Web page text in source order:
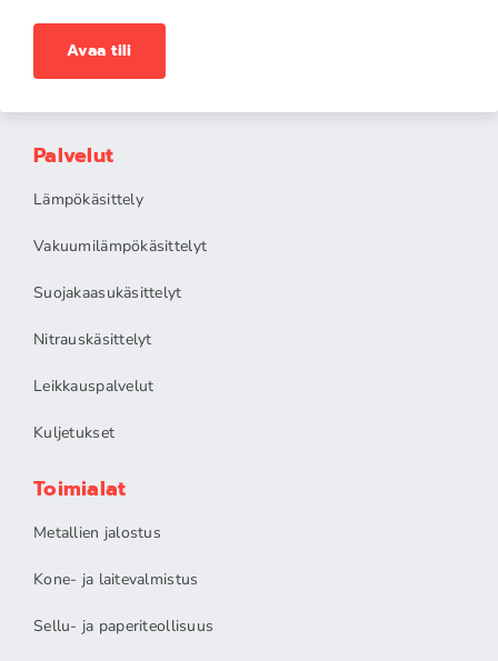
Avaa tili
Palvelut
Lämpökäsittely
Vakuumilämpökäsittelyt
Suojakaasukäsittelyt
Nitrauskäsittelyt
Leikkauspalvelut
Kuljetukset
Toimialat
Metallien jalostus
Kone- ja laitevalmistus
Sellu- ja paperiteollisuus